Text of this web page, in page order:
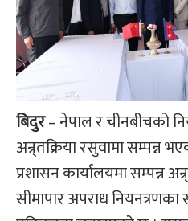
बिदुर– नेपाल र चीनबीचको
अन्र्तक्रिया रसुवामा सम्पन्न
प्रशासन कार्यालयमा सम्पन्न
सीमापार अपराध